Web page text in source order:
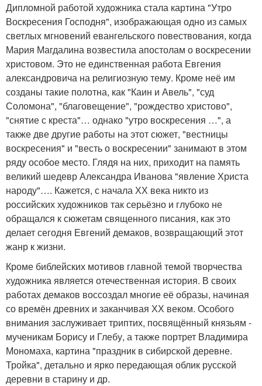
Дипломной работой художника стала картина "Утро
Воскресения Господня", изображающая одно из самых
светлых мгновений евангельского повествования, когда
Мария Магдалина возвестила апостолам о воскресении
христовом. Это не единственная работа Евгения
александровича на религиозную тему. Кроме неё им
созданы такие полотна, как "Каин и Авель", "суд
Соломона", "благовещение", "рождество христово",
"снятие с креста"… однако "утро воскресения …", а
также две другие работы на этот сюжет, "вестницы
воскресения" и "весть о воскресении" занимают в этом
ряду особое место. Глядя на них, приходит на память
великий шедевр Александра Иванова "явление Христа
народу"…. Кажется, с начала ХХ века никто из
российских художников так серьёзно и глубоко не
обращался к сюжетам священного писания, как это
делает сегодня Евгений демаков, возвращающий этот
жанр к жизни.
Кроме библейских мотивов главной темой творчества
художника является отечественная история. В своих
работах демаков воссоздал многие её образы, начиная
со времён древних и заканчивая ХХ веком. Особого
внимания заслуживает триптих, посвящённый князьям -
мученикам Борису и Глебу, а также портрет Владимира
Мономаха, картина "праздник в сибирской деревне.
Тройка", детально и ярко передающая облик русской
деревни в старину и др.